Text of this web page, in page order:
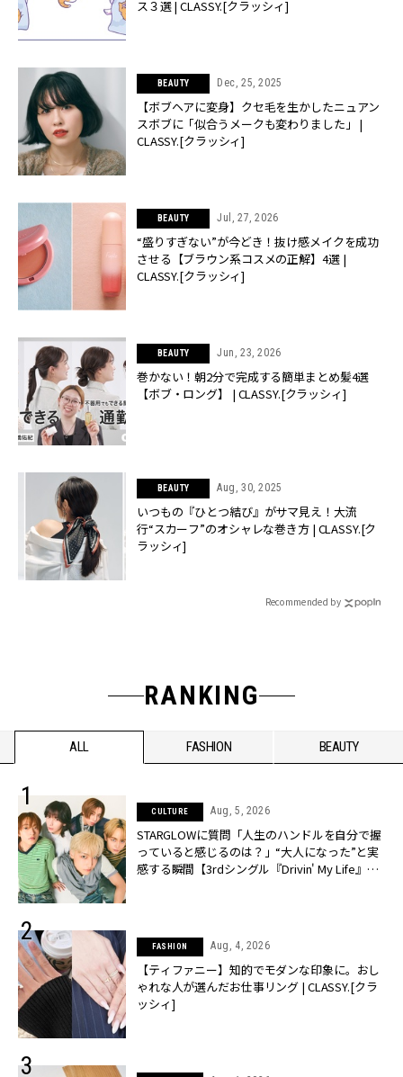
ス３選 | CLASSY.[クラッシィ]
BEAUTY Dec, 25, 2025
【ボブヘアに変身】クセ毛を生かしたニュアン
スボブに「似合うメークも変わりました」 |
CLASSY.[クラッシィ]
BEAUTY Jul, 27, 2026
“盛りすぎない”が今どき！抜け感メイクを成功
させる【ブラウン系コスメの正解】4選 |
CLASSY.[クラッシィ]
BEAUTY Jun, 23, 2026
巻かない！朝2分で完成する簡単まとめ髪4選
【ボブ・ロング】 | CLASSY.[クラッシィ]
BEAUTY Aug, 30, 2025
いつもの『ひとつ結び』がサマ見え！大流
行“スカーフ”のオシャレな巻き方 | CLASSY.[ク
ラッシィ]
Recommended by
RANKING
ALL FASHION BEAUTY
CULTURE Aug, 5, 2026
STARGLOWに質問「人生のハンドルを自分で握
っていると感じるのは？」“大️人になった”と実
感する瞬間【3rdシングル『Drivin' My Life』発
FASHION Aug, 4, 2026
【ティファニー】知的でモダンな印象に。おし
ゃれな人が選んだお仕事リング | CLASSY.[クラ
ッシィ]